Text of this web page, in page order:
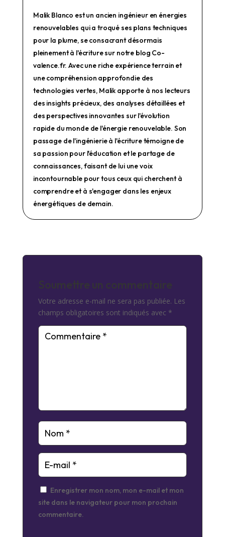
Malik Blanco est un ancien ingénieur en énergies
renouvelables qui a troqué ses plans techniques
pour la plume, se consacrant désormais
pleinement à l'écriture sur notre blog Co-
valence.fr. Avec une riche expérience terrain et
une compréhension approfondie des
technologies vertes, Malik apporte à nos lecteurs
des insights précieux, des analyses détaillées et
des perspectives innovantes sur l'évolution
rapide du monde de l'énergie renouvelable. Son
passage de l'ingénierie à l'écriture témoigne de
sa passion pour l'éducation et le partage de
connaissances, faisant de lui une voix
incontournable pour tous ceux qui cherchent à
comprendre et à s'engager dans les enjeux
énergétiques de demain.
Soumettre un commentaire
Votre adresse e-mail ne sera pas publiée. Les
champs obligatoires sont indiqués avec *
Enregistrer mon nom, mon e-mail et mon
site dans le navigateur pour mon prochain
commentaire.